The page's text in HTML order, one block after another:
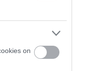
on
vette át. A
hogy
is dolgozott, de a